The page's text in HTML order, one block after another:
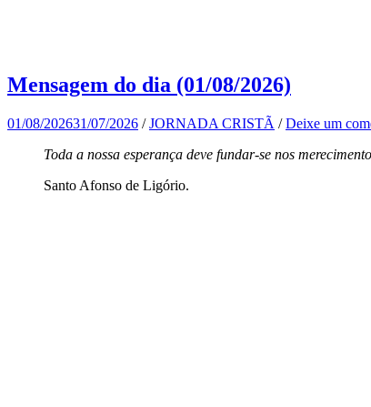
Mensagem do dia (01/08/2026)
01/08/202631/07/2026 /JORNADA CRISTÃ /Deixe um
Toda a nossa esperança deve fundar-se nos
Santo Afonso de Ligório.